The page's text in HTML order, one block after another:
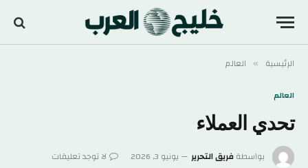
الرئيسية » العالم
العالم
تحدي العملاء
بواسطةفريق التحرير يونيو 3, 2026
لا توجد تعليقات